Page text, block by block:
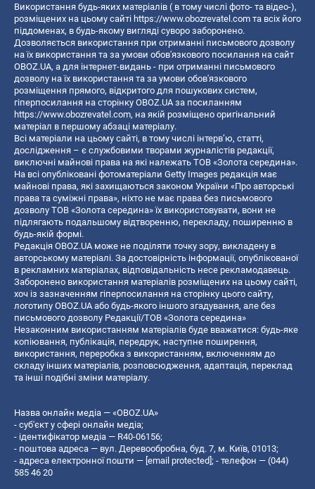
Використання будь-яких матеріалів ( в тому числі фото- та відео-),
розміщених на цьому сайті https://www.obozrevatel.com та всіх його
піддоменах, в будь-якому вигляді суворо заборонено.
Дозволяється використання при отриманні письмового дозволу
на їх використання та за умови обов'язкового посилання на сайт
OBOZ.UA, а для інтернет-видань - при отриманні письмового
дозволу на їх використання та за умови обов'язкового
розміщення прямого, відкритого для пошукових систем,
гіперпосилання на сторінку OBOZ.UA за посиланням
https://www.obozrevatel.com, на якій розміщено оригінальний
матеріал в першому абзаці матеріалу.
Всі матеріали на цьому сайті, в тому числі інтерв’ю, статті,
дослідження – є службовими творами журналістів редакції,
виключні майнові права на які належать ТОВ «Золота середина».
На всі опубліковані фотоматеріали Getty Images редакція має
майнові права, які захищаються законом України «Про авторські
права та суміжні права», ніхто не має права без письмового
дозволу ТОВ «Золота середина» їх використовувати, вони не
підлягають подальшому відтворенню, перекладу, поширенню в
будь-якій формі.
Редакція OBOZ.UA може не поділяти точку зору, викладену в
авторському матеріалі. За достовірність інформації, опублікованої
в рекламних матеріалах, відповідальність несе рекламодавець.
Заборонено використання матеріалів розміщених на цьому сайті,
хоч із зазначенням гіперпосилання на сторінку цього сайту,
логотипу OBOZ.UA або будь-якого іншого згадування, але без
письмового дозволу Редакції/ТОВ «Золота середина»
Незаконним використанням матеріалів буде вважатися: будь-яке
копiювання, публiкацiя, передрук, наступне поширення,
використання, переробка з використанням, включенням до
складу інших матеріалів, розповсюдження, адаптація, переклад
та інші подібні зміни матеріалу.
Назва онлайн медіа — «OBOZ.UA»
- суб'єкт у сфері онлайн медіа;
- ідентифікатор медіа — R40-06156;
- поштова адреса — вул. Деревообробна, буд. 7, м. Київ, 01013;
- адреса електронної пошти — [email protected] ; - телефон — (044)
585 46 20